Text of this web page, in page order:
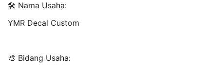
🛠️ Nama Usaha:
YMR Decal Custom
🎨 Bidang Usaha: